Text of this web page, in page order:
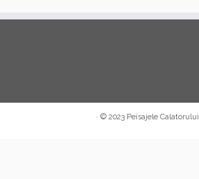
· © 2023 Peisajele Calatorului